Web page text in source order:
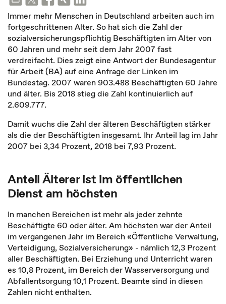
Immer mehr Menschen in Deutschland arbeiten auch im
fortgeschrittenen Alter. So hat sich die Zahl der
sozialversicherungspflichtig Beschäftigten im Alter von
60 Jahren und mehr seit dem Jahr 2007 fast
verdreifacht. Dies zeigt eine Antwort der Bundesagentur
für Arbeit (BA) auf eine Anfrage der Linken im
Bundestag. 2007 waren 903.488 Beschäftigten 60 Jahre
und älter. Bis 2018 stieg die Zahl kontinuierlich auf
2.609.777.
Damit wuchs die Zahl der älteren Beschäftigten stärker
als die der Beschäftigten insgesamt. Ihr Anteil lag im Jahr
2007 bei 3,34 Prozent, 2018 bei 7,93 Prozent.
Anteil Älterer ist im öffentlichen
Dienst am höchsten
In manchen Bereichen ist mehr als jeder zehnte
Beschäftigte 60 oder älter. Am höchsten war der Anteil
im vergangenen Jahr im Bereich «Öffentliche Verwaltung,
Verteidigung, Sozialversicherung» - nämlich 12,3 Prozent
aller Beschäftigten. Bei Erziehung und Unterricht waren
es 10,8 Prozent, im Bereich der Wasserversorgung und
Abfallentsorgung 10,1 Prozent. Beamte sind in diesen
Zahlen nicht enthalten.